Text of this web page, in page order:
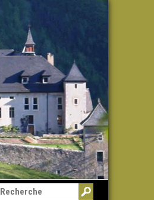
Messe du 15 août